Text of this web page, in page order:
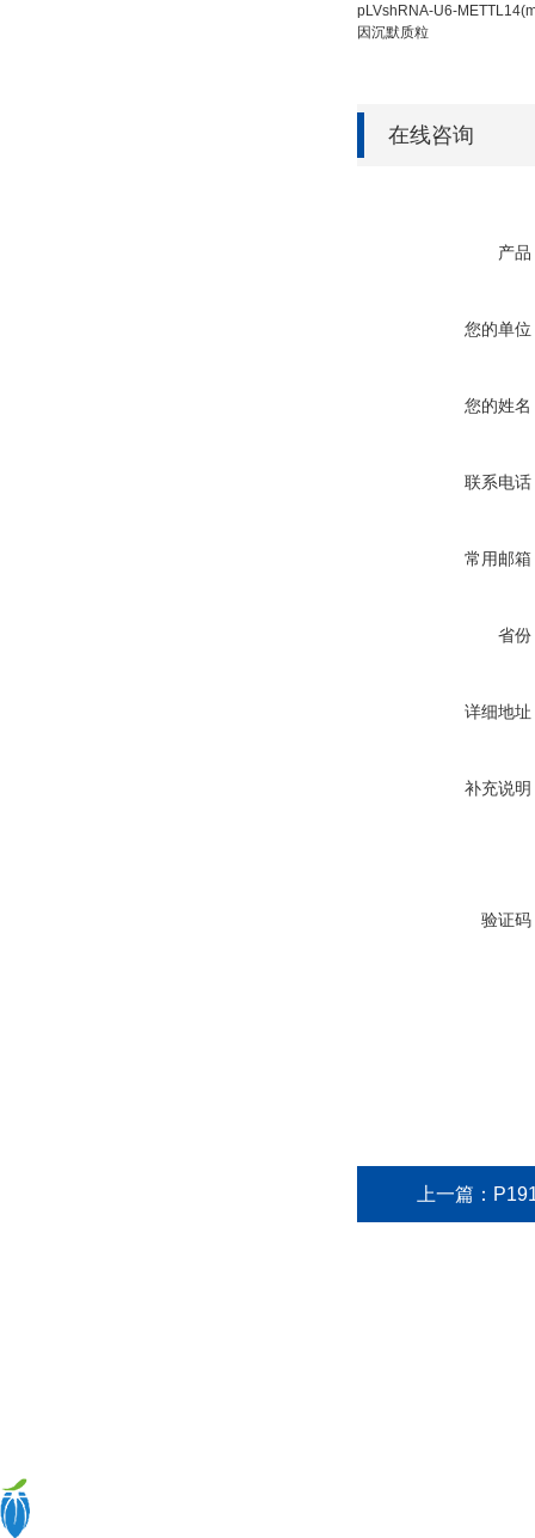
pLVshRNA-U6-
因沉默质粒
在线咨询
产品
您的单位
您的姓名
联系电话
常用邮箱
省份
详细地址
补充说明
验证码
上一篇：